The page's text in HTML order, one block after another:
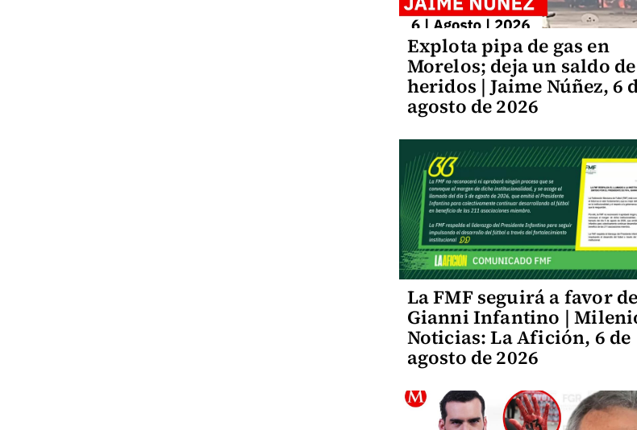
Explota pipa de gas en
Morelos; deja un saldo
heridos | Jaime Núñez, 6
agosto de 2026
La FMF seguirá a favor de
Gianni Infantino |
Noticias: La Afición, 6 de
agosto de 2026